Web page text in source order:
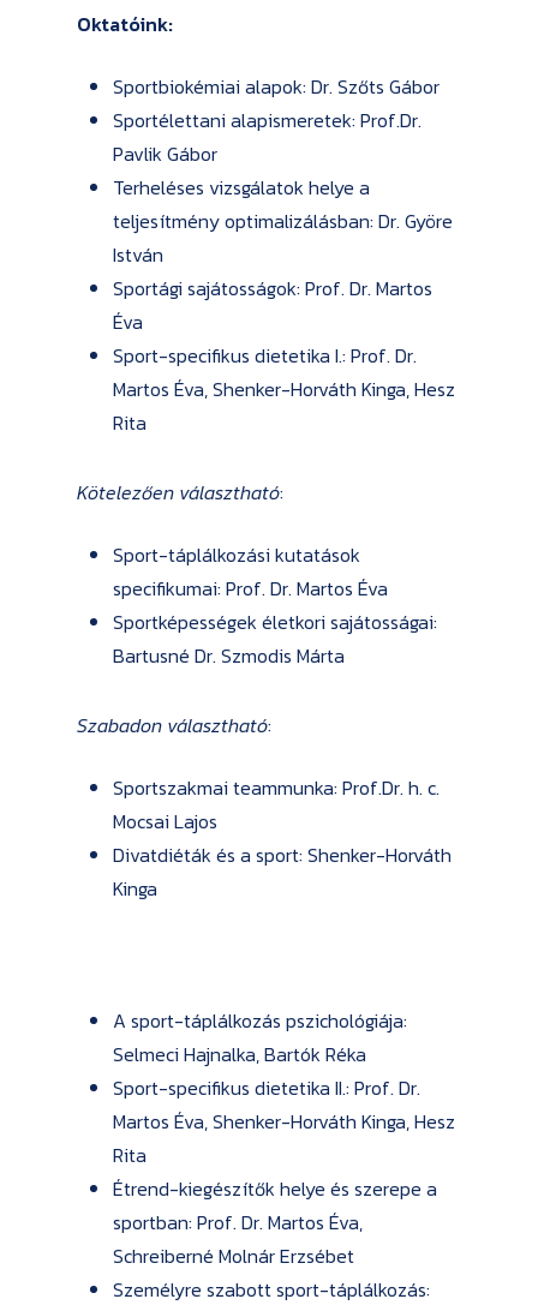
Oktatóink:
Sportbiokémiai alapok: Dr. Szőts Gábor
Sportélettani alapismeretek: Prof.Dr.
Pavlik Gábor
Terheléses vizsgálatok helye a
teljesítmény optimalizálásban: Dr. Györe
István
Sportági sajátosságok: Prof. Dr. Martos
Éva
Sport-specifikus dietetika I.: Prof. Dr.
Martos Éva, Shenker-Horváth Kinga, Hesz
Rita
Kötelezően választható:
Sport-táplálkozási kutatások
specifikumai: Prof. Dr. Martos Éva
Sportképességek életkori sajátosságai:
Bartusné Dr. Szmodis Márta
Szabadon választható:
Sportszakmai teammunka: Prof.Dr. h. c.
Mocsai Lajos
Divatdiéták és a sport: Shenker-Horváth
Kinga
A sport-táplálkozás pszichológiája:
Selmeci Hajnalka, Bartók Réka
Sport-specifikus dietetika II.: Prof. Dr.
Martos Éva, Shenker-Horváth Kinga, Hesz
Rita
Étrend-kiegészítők helye és szerepe a
sportban: Prof. Dr. Martos Éva,
Schreiberné Molnár Erzsébet
Személyre szabott sport-táplálkozás: